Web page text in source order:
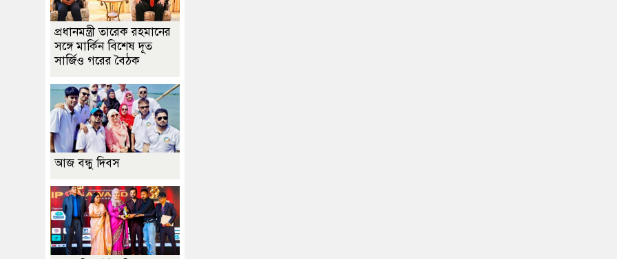
প্রধানমন্ত্রী তারেক রহমানের
সঙ্গে মার্কিন বিশেষ দূত
সার্জিও গরের বৈঠক
আজ বন্ধু দিবস